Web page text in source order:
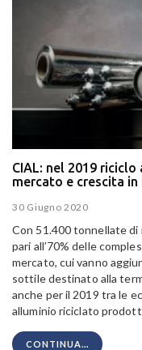
CIAL: nel 2019
mercato e crescita
30 Giugno 2020
Con 51.400 tonnellate di
pari all’70% delle
mercato, cui vanno
sottile destinato alla
anche per il 2019 tra le
alluminio riciclato
CONTINUA...